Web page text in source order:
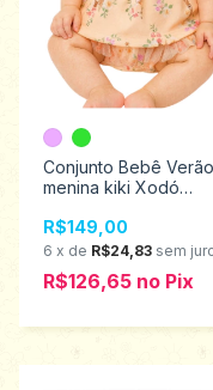
Conjunto Bebê Verão
menina kiki Xodó
1770003
R$149,00
6 x de R$24,83 sem
R$126,65 no Pix